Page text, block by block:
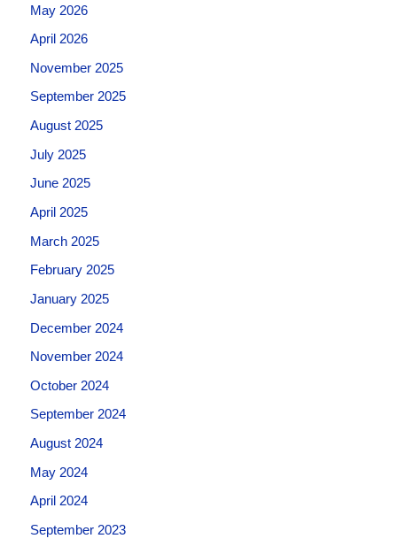
May 2026
April 2026
November 2025
September 2025
August 2025
July 2025
June 2025
April 2025
March 2025
February 2025
January 2025
December 2024
November 2024
October 2024
September 2024
August 2024
May 2024
April 2024
September 2023